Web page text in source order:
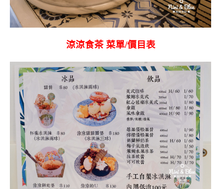
涼涼食茶 菜單/價目表